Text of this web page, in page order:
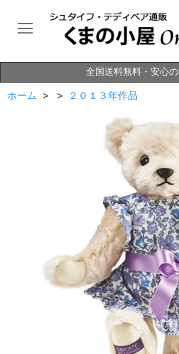
全国送料無料・安心
ホーム > > ２０１３年作品